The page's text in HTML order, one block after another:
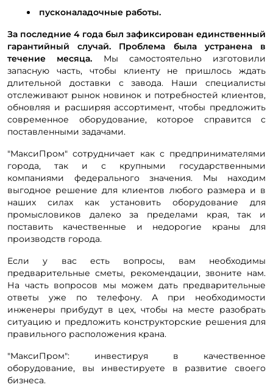
пусконаладочные работы.
За последние 4 года был зафиксирован единственный
гарантийный случай. Проблема была устранена в
течение месяца. Мы самостоятельно изготовили
запасную часть, чтобы клиенту не пришлось ждать
длительной доставки с завода. Наши специалисты
отслеживают рынок новинок и потребностей клиентов,
обновляя и расширяя ассортимент, чтобы предложить
современное оборудование, которое справится с
поставленными задачами.
"МаксиПром" сотрудничает как с предпринимателями
города, так и с крупными государственными
компаниями федерального значения. Мы находим
выгодное решение для клиентов любого размера и в
наших силах как установить оборудование для
промысловиков далеко за пределами края, так и
поставить качественные и недорогие краны для
производств города.
Если у вас есть вопросы, вам необходимы
предварительные сметы, рекомендации, звоните нам.
На часть вопросов мы можем дать предварительные
ответы уже по телефону. А при необходимости
инженеры прибудут в цех, чтобы на месте разобрать
ситуацию и предложить конструкторские решения для
правильного расположения крана.
"МаксиПром": инвестируя в качественное
оборудование, вы инвестируете в развитие своего
бизнеса.